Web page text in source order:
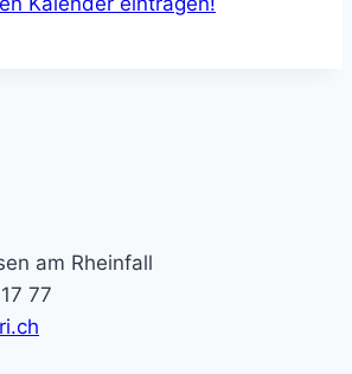
am Rheinfall
77